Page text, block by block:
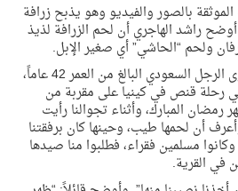
الموثقة بالصور والفيديو وهو يذبح زرافة
راشد الهاجري أن لحم الزرافة لذيذ
ولحم “الحاشي” أي صغير الإبل.
وبحسب موقع العربية نت روى الرجل السعودي البالغ من العمر 42 عاماً،
في رحلة قنص في كينيا على مقربة من
المبارك، وأثناء تجوالنا رأيت
أن لحمها طيب، وحينها كان برفقتنا
مسلمين فقراء، فطلبوا منا صيدها
في القرية.